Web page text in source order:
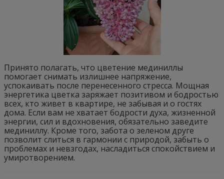
Принято полагать, что цветение мединиллы
помогает снимать излишнее напряжение,
успокаивать после перенесенного стресса. Мощная
энергетика цветка заряжает позитивом и бодростью
всех, кто живет в квартире, не забывая и о гостях
дома. Если вам не хватает бодрости духа, жизненной
энергии, сил и вдохновения, обязательно заведите
мединиллу. Кроме того, забота о зеленом друге
позволит слиться в гармонии с природой, забыть о
проблемах и невзгодах, насладиться спокойствием и
умиротворением.